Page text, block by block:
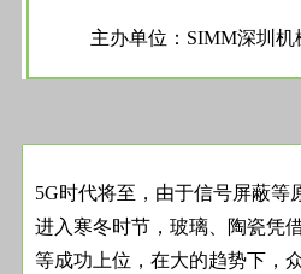
主办单位：SIMM深圳
5G时代将至，由于信号屏蔽等
进入寒冬时节，玻璃、陶瓷凭
等成功上位，在大的趋势下，